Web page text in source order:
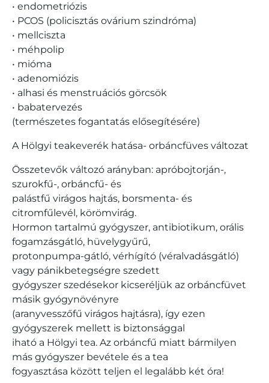
• endometriózis
• PCOS (policisztás ovárium szindróma)
• mellciszta
• méhpolip
• mióma
• adenomiózis
• alhasi és menstruációs görcsök
• babatervezés
(természetes fogantatás elősegítésére)
A Hölgyi teakeverék hatása- orbáncfüves változat
Összetevők változó arányban: apróbojtorján-,
szurokfű-, orbáncfű- és
palástfű virágos hajtás, borsmenta- és
citromfűlevél, körömvirág.
Hormon tartalmú gyógyszer, antibiotikum, orális
fogamzásgátló, hüvelygyűrű,
protonpumpa-gátló, vérhígító (véralvadásgátló)
vagy pánikbetegségre szedett
gyógyszer szedésekor kicseréljük az orbáncfüvet
másik gyógynövényre
(aranyvesszőfű virágos hajtásra), így ezen
gyógyszerek mellett is biztonsággal
iható a Hölgyi tea. Az orbáncfű miatt bármilyen
más gyógyszer bevétele és a tea
fogyasztása között teljen el legalább két óra!